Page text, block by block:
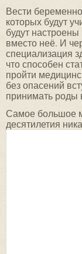
Вести
которых будут
будут
вместо неё. И
специализация
что способен
пройти
без опасений
принимать роды
Самое большое
десятилетия